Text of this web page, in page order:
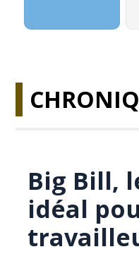
Big Bill,
idéal